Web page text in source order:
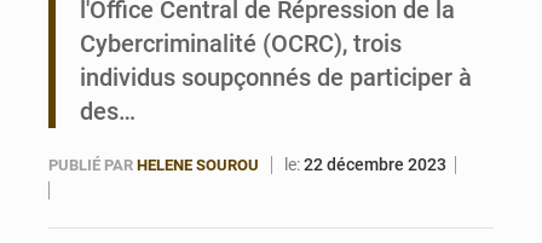
l'Office Central de Répression de la
Cybercriminalité (OCRC), trois
individus soupçonnés de participer à
des…
PUBLIÉ PAR HELENE SOUROU le:22 décembre 2023